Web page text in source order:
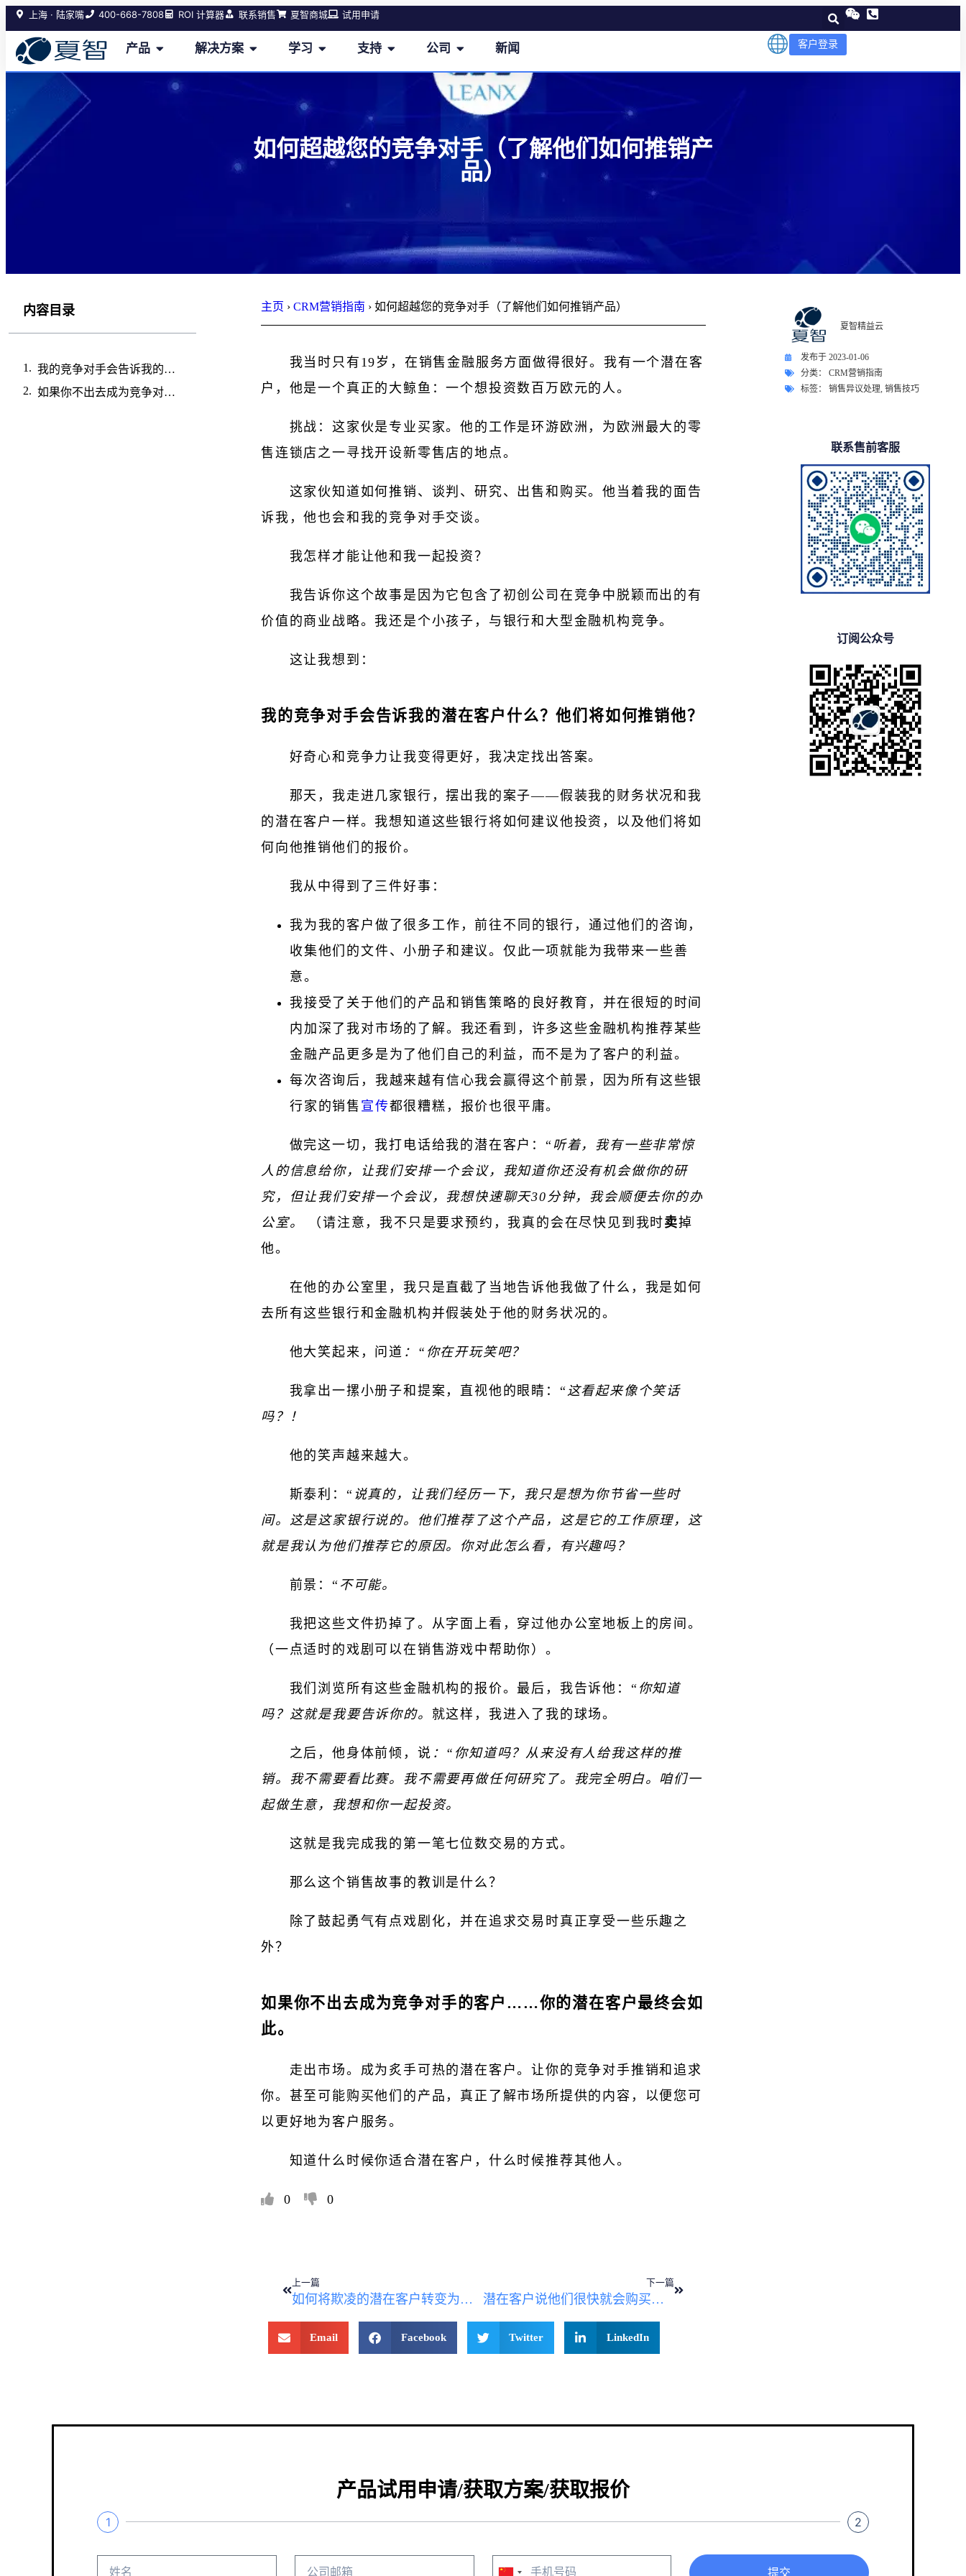
上海 · 陆家嘴 400-668-7808 ROI 计算器 联系销售 夏智商城 试用申请
产品 解决方案 学习 支持 公司 新闻 客户登录
如何超越您的竞争对手（了解他们如何推销产
品）
内容目录
我的竞争对手会告诉我的潜在客户什么？他们将如何推销他？
如果你不出去成为竞争对手的客户……你的潜在客户最终会如此。
主页 › CRM营销指南 ›如何超越您的竞争对手（了解他们如何推销产品）
我当时只有19岁，在销售金融服务方面做得很好。我有一个潜在客
户，他是一个真正的大鲸鱼：一个想投资数百万欧元的人。
挑战：这家伙是专业买家。他的工作是环游欧洲，为欧洲最大的零
售连锁店之一寻找开设新零售店的地点。
这家伙知道如何推销、谈判、研究、出售和购买。他当着我的面告
诉我，他也会和我的竞争对手交谈。
我怎样才能让他和我一起投资？
我告诉你这个故事是因为它包含了初创公司在竞争中脱颖而出的有
价值的商业战略。我还是个小孩子，与银行和大型金融机构竞争。
这让我想到：
我的竞争对手会告诉我的潜在客户什么？他们将如何推销他？
好奇心和竞争力让我变得更好，我决定找出答案。
那天，我走进几家银行，摆出我的案子——假装我的财务状况和我
的潜在客户一样。我想知道这些银行将如何建议他投资，以及他们将如
何向他推销他们的报价。
我从中得到了三件好事：
我为我的客户做了很多工作，前往不同的银行，通过他们的咨询，
收集他们的文件、小册子和建议。仅此一项就能为我带来一些善
意。
我接受了关于他们的产品和销售策略的良好教育，并在很短的时间
内加深了我对市场的了解。我还看到，许多这些金融机构推荐某些
金融产品更多是为了他们自己的利益，而不是为了客户的利益。
每次咨询后，我越来越有信心我会赢得这个前景，因为所有这些银
行家的销售 宣传都很糟糕，报价也很平庸。
做完这一切，我打电话给我的潜在客户：“ 听着，我有一些非常惊
人的信息给你，让我们安排一个会议，我知道你还没有机会做你的研
究，但让我们安排一个会议，我想快速聊天30分钟，我会顺便去你的办
公室。
（请注意，我不只是要求预约，我真的会在尽快见到我时卖掉
他。
在他的办公室里，我只是直截了当地告诉他我做了什么，我是如何
去所有这些银行和金融机构并假装处于他的财务状况的。
他大笑起来，问道 ：“你在开玩笑吧？
我拿出一摞小册子和提案，直视他的眼睛：“这看起来像个笑话
吗？！
他的笑声越来越大。
斯泰利：“ 说真的，让我们经历一下，我只是想为你节省一些时
间。这是这家银行说的。他们推荐了这个产品，这是它的工作原理，这
就是我认为他们推荐它的原因。你对此怎么看，有兴趣吗？
前景：“ 不可能。
我把这些文件扔掉了。从字面上看，穿过他办公室地板上的房间。
（一点适时的戏剧可以在销售游戏中帮助你）。
我们浏览所有这些金融机构的报价。最后，我告诉他：“ 你知道
吗？这就是我要告诉你的。 就这样，我进入了我的球场。
之后，他身体前倾，说 ：“你知道吗？从来没有人给我这样的推
销。我不需要看比赛。我不需要再做任何研究了。我完全明白。咱们一
起做生意，我想和你一起投资。
这就是我完成我的第一笔七位数交易的方式。
那么这个销售故事的教训是什么？
除了鼓起勇气有点戏剧化，并在追求交易时真正享受一些乐趣之
外？
如果你不出去成为竞争对手的客户……你的潜在客户最终会如
此。
走出市场。成为炙手可热的潜在客户。让你的竞争对手推销和追求
你。甚至可能购买他们的产品，真正了解市场所提供的内容，以便您可
以更好地为客户服务。
知道什么时候你适合潜在客户，什么时候推荐其他人。
0 0
上一篇
如何将欺凌的潜在客户转变为付费客户
下一篇
潜在客户说他们很快就会购买？问这个问题！
Email Facebook Twitter LinkedIn
夏智精益云
发布于 2023-01-06
分类：
CRM营销指南
标签：
销售异议处理, 销售技巧
联系售前客服
订阅公众号
产品试用申请/获取方案/获取报价
1 2
China 提交